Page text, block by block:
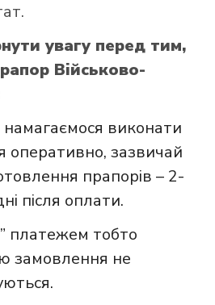
увагу перед тим,
Військово-
виконати
оперативно, зазвичай
прапорів – 2-
після оплати.
” платежем тобто
замовлення не